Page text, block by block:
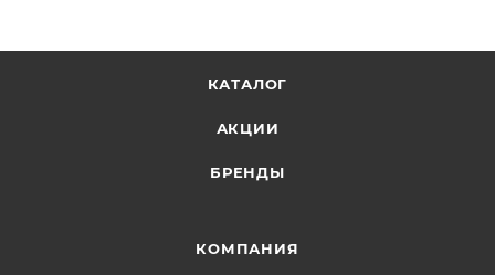
КАТАЛОГ
АКЦИИ
БРЕНДЫ
КОМПАНИЯ